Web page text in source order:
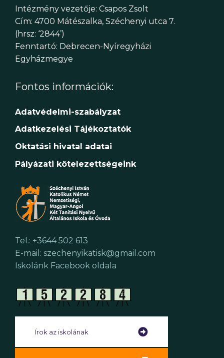
Intézmény vezetője: Csapos Zsolt
Cím: 4700 Mátészalka, Széchenyi utca 7.
(hrsz: ‘2844’)
Fenntartó: Debrecen-Nyíregyházi
Egyházmegye
Fontos információk:
Adatvédelmi-szabályzat
Adatkezelési Tájékoztatók
Oktatási hivatal adatai
Pályázati kötelezettségeink
Tel.: +3644 502 613
E-mail: szechenyikatisk@gmail.com
Iskolánk Facebook oldala
Írok az iskolának